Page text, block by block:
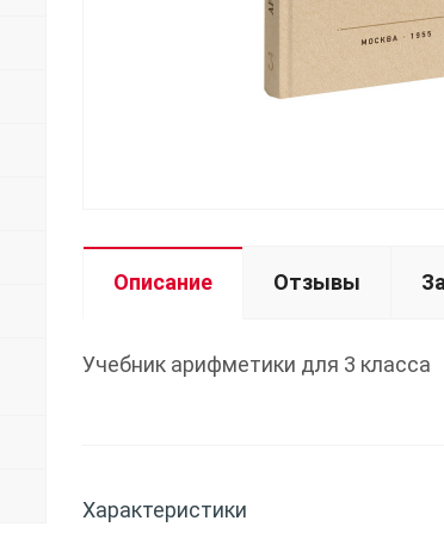
Описание Отзывы
Учебник арифметики для 3 класса
Характеристики